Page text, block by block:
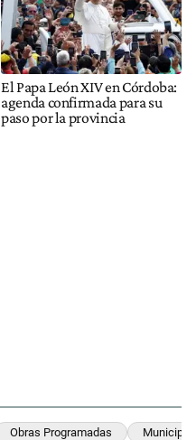
El Papa León XIV en Córdoba:
agenda confirmada para su
paso por la provincia
Obras Programadas